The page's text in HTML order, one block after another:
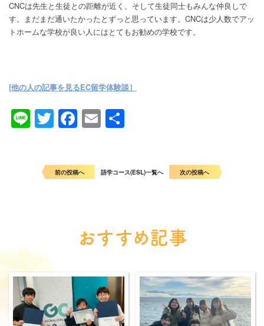
CNCは先生と生徒との距離が近く、そして生徒同士もみんな仲良しで
す。まだまだ通いたかったとずっと思っています。CNCは少人数でアッ
トホームな学校が良い人にはとてもお勧めの学校です。
[他の人の記事を見るEC留学体験談］
LineTwitter
Facebook
Email
前の投稿へ 語学コース(ESL)一覧へ 次の投稿へ
おすすめ記事